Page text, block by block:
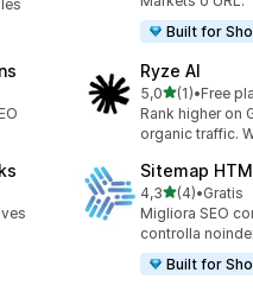
Built for
Ryze AI
5,0stelle su 5
(1)
1 recensioni
•Free
Rank higher on
organic traffic.
Sitemap
4,3stelle su 5
(4)
4 recensioni totali
•Gratis
Migliora SEO
controlla
Built for